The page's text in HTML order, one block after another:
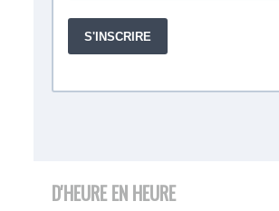
D'HEURE EN HEURE